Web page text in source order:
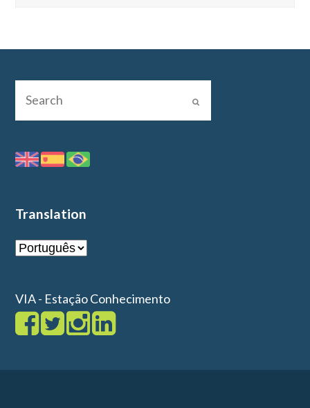
Translation
VIA - Estação Conhecimento